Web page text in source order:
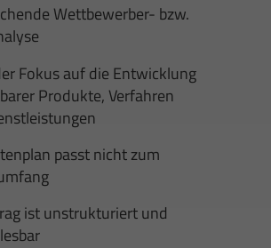
Wettbewerber- bzw.
Fokus auf die Entwicklung
Produkte, Verfahren
passt nicht zum
ist unstrukturiert und